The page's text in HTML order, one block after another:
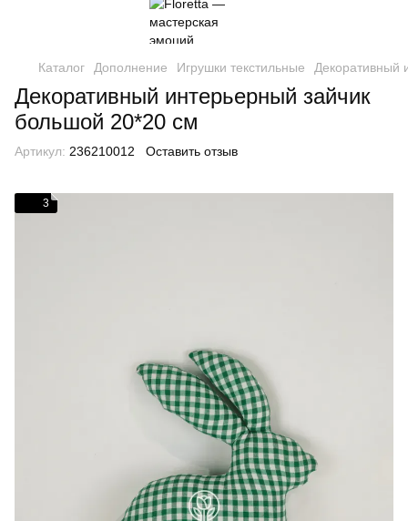
Каталог Дополнение Игрушки текстильные Декоративный
Декоративный интерьерный зайчик
большой 20*20 см
Артикул: 236210012 Оставить отзыв
3